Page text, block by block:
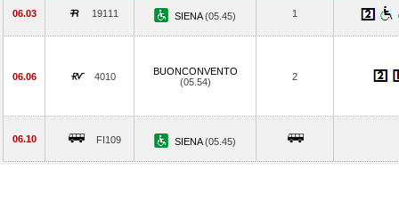
06.03 19111 SIENA(05.45) 1
06.06 4010
BUONCONVENTO
(05.54)
2
06.10 FI109 SIENA(05.45)